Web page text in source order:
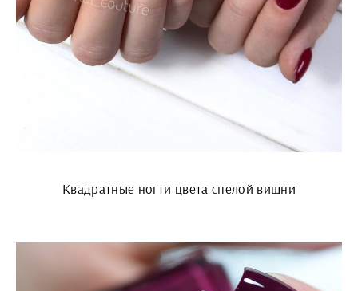
Квадратные ногти цвета спелой вишни